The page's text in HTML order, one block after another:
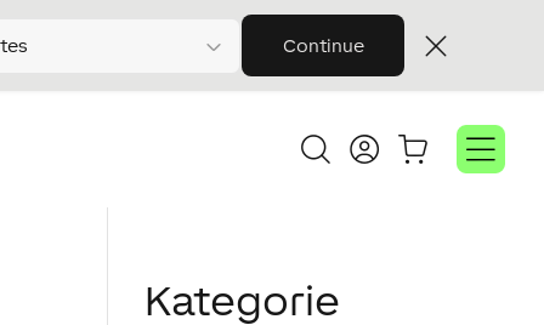
Continue
Kategorie